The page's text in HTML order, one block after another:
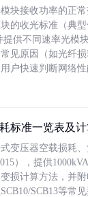
块接收功率的正
的收光标准（典
提供不同速率光模
见原因（如光纤
户快速判断网络性
标准一览表及
变压器空载损耗
），提供
损计算方法，并
SCB13等常